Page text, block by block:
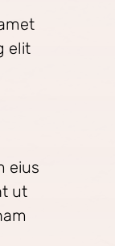
elit
eius
ut